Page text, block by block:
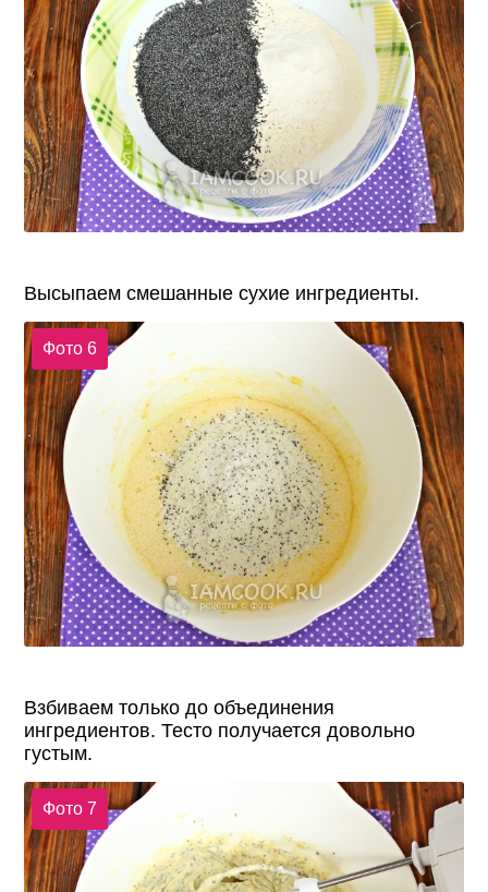
Высыпаем смешанные сухие ингредиенты.
Фото 6
Взбиваем только до объединения
ингредиентов. Тесто получается довольно
густым.
Фото 7